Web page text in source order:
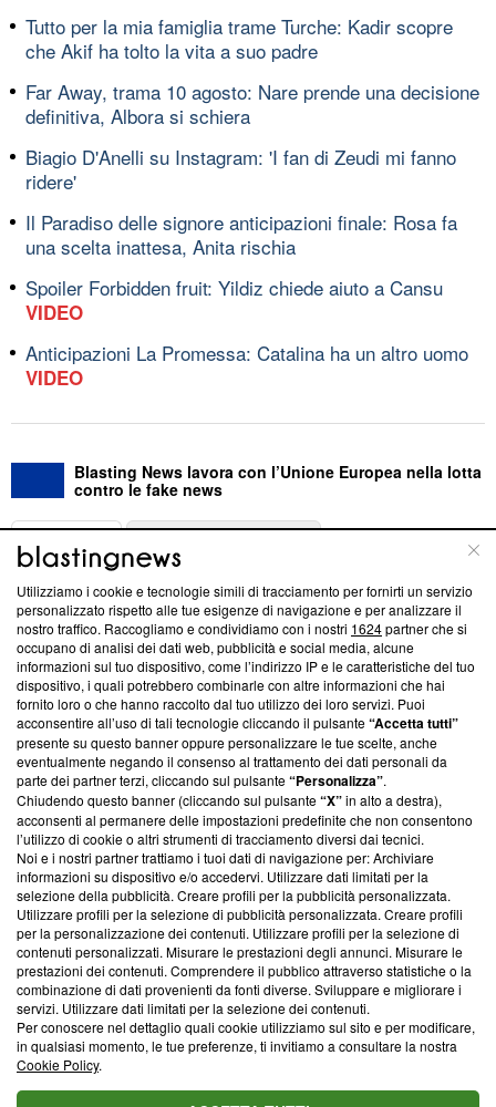
Tutto per la mia famiglia trame Turche: Kadir scopre
che Akif ha tolto la vita a suo padre
Far Away, trama 10 agosto: Nare prende una decisione
definitiva, Albora si schiera
Biagio D'Anelli su Instagram: 'I fan di Zeudi mi fanno
ridere'
Il Paradiso delle signore anticipazioni finale: Rosa fa
una scelta inattesa, Anita rischia
Spoiler Forbidden fruit: Yildiz chiede aiuto a Cansu
VIDEO
Anticipazioni La Promessa: Catalina ha un altro uomo
VIDEO
Blasting News lavora con l’Unione Europea nella lotta
contro le fake news
ABOUT
Questa sezione offre informazioni trasparenti su Blasting
News, sui nostri processi editoriali e su come ci impegniamo a
creare news di qualità. Inoltre, afferma la nostra aderenza a
‘Trust Project - News with Integrity’Blasting News non è
ancora membro del programma, ma ha richiesto di farne
parte; Trust Project non ha ancora effettuato una verifica di
conformità agli standard.
Su di noi
Team editoriale
Corporate
Redazione
Informativa Privacy
Cookie Policy
Blasting SA, IDI CHE-247.845.224, Via Carlo Frasca, 3 - 6900
Lugano (Svizzera) Tel:+39 0690258937
© 2026 Blasting News
Utilizziamo i cookie e tecnologie simili di tracciamento per fornirti un servizio
personalizzato rispetto alle tue esigenze di navigazione e per analizzare il
nostro traffico. Raccogliamo e condividiamo con i nostri 1624partner che si
occupano di analisi dei dati web, pubblicità e social media, alcune
informazioni sul tuo dispositivo, come l’indirizzo IP e le caratteristiche del tuo
dispositivo, i quali potrebbero combinarle con altre informazioni che hai
fornito loro o che hanno raccolto dal tuo utilizzo dei loro servizi. Puoi
acconsentire all’uso di tali tecnologie cliccando il pulsante“Accetta tutti”
presente su questo banner oppure personalizzare le tue scelte, anche
eventualmente negando il consenso al trattamento dei dati personali da
parte dei partner terzi, cliccando sul pulsante“Personalizza”.
Chiudendo questo banner (cliccando sul pulsante“X”in alto a destra),
acconsenti al permanere delle impostazioni predefinite che non consentono
l’utilizzo di cookie o altri strumenti di tracciamento diversi dai tecnici.
Noi e i nostri partner trattiamo i tuoi dati di navigazione per: Archiviare
informazioni su dispositivo e/o accedervi. Utilizzare dati limitati per la
selezione della pubblicità. Creare profili per la pubblicità personalizzata.
Utilizzare profili per la selezione di pubblicità personalizzata. Creare profili
per la personalizzazione dei contenuti. Utilizzare profili per la selezione di
contenuti personalizzati. Misurare le prestazioni degli annunci. Misurare le
prestazioni dei contenuti. Comprendere il pubblico attraverso statistiche o la
combinazione di dati provenienti da fonti diverse. Sviluppare e migliorare i
servizi. Utilizzare dati limitati per la selezione dei contenuti.
Per conoscere nel dettaglio quali cookie utilizziamo sul sito e per modificare,
in qualsiasi momento, le tue preferenze, ti invitiamo a consultare la nostra
Cookie Policy.